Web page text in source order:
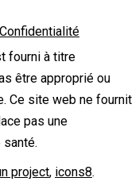
Confidentialité
fourni à titre
être approprié ou
Ce site web ne fournit
pas une
project, icons8.